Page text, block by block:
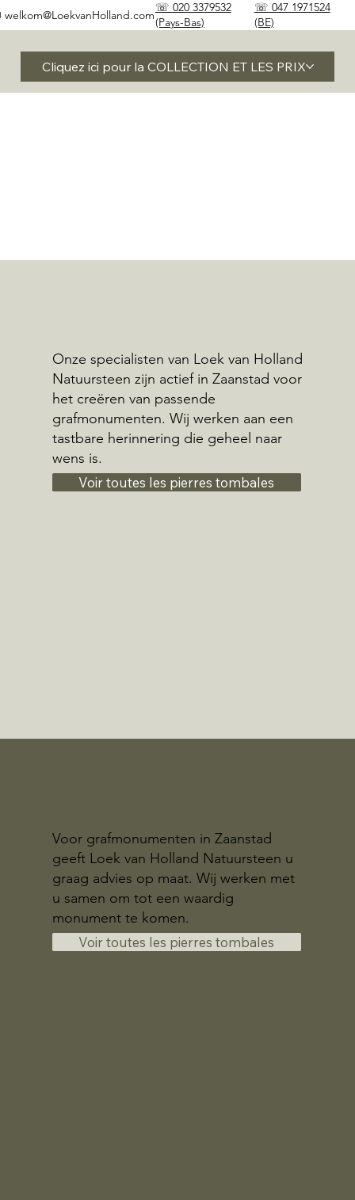
☏ 020 3379532
(Pays-Bas)
☏ 047 1971524
(BE)
welkom@LoekvanHolland.com
Cliquez ici pour la COLLECTION ET LES PRIX
Onze specialisten van Loek van Holland
Natuursteen zijn actief in Zaanstad voor
het creëren van passende
grafmonumenten. Wij werken aan een
tastbare herinnering die geheel naar
wens is.
Voir toutes les pierres tombales
Voor grafmonumenten in Zaanstad
geeft Loek van Holland Natuursteen u
graag advies op maat. Wij werken met
u samen om tot een waardig
monument te komen.
Voir toutes les pierres tombales